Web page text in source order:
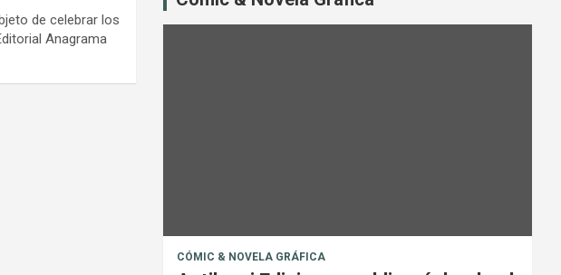
de celebrar los
Anagrama
CÓMIC & NOVELA GRÁFICA